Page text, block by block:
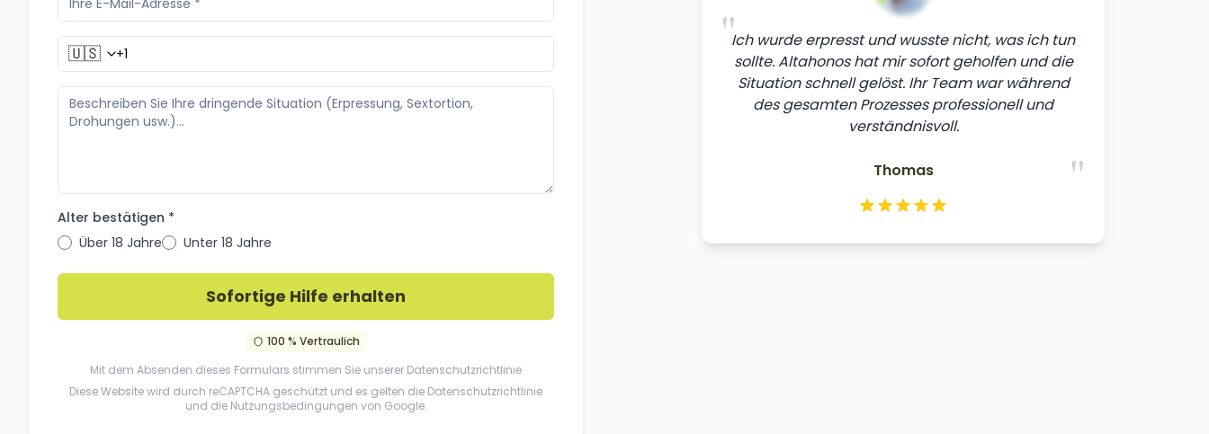
🇺🇸
Alter bestätigen *
Über 18 Jahre
Unter 18 Jahre
Sofortige Hilfe erhalten
100 % Vertraulich
Mit dem Absenden dieses Formulars stimmen Sie unserer Datenschutzrichtlinie
Diese Website wird durch reCAPTCHA geschützt und es gelten die Datenschutzrichtlinie
und die Nutzungsbedingungen von Google.
"Ich wurde erpresst und wusste nicht, was ich tun
sollte. Altahonos hat mir sofort geholfen und die
Situation schnell gelöst. Ihr Team war während
des gesamten Prozesses professionell und
verständnisvoll.
"
Thomas